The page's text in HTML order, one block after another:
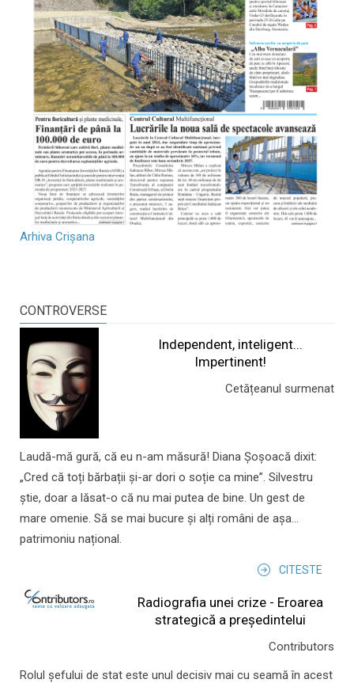
Arhiva Crișana
CONTROVERSE
Independent, inteligent...
Impertinent!
Cetățeanul surmenat
Laudă-mă gură, că eu n-am măsură! Diana Șoșoacă dixit:
„Cred că toți bărbații și-ar dori o soție ca mine”. Silvestru
știe, doar a lăsat-o că nu mai putea de bine. Un gest de
mare omenie. Să se mai bucure și alți români de așa...
patrimoniu național.
CITESTE
Radiografia unei crize - Eroarea
strategică a președintelui
Contributors
Rolul şefului de stat este unul decisiv mai cu seamă în acest